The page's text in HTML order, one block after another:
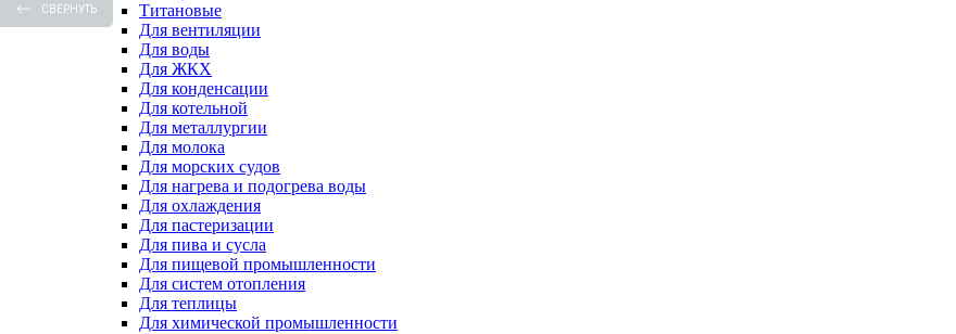
Титановые
Для вентиляции
Для воды
Для ЖКХ
Для конденсации
Для котельной
Для металлургии
Для молока
Для морских судов
Для нагрева и подогрева воды
Для охлаждения
Для пастеризации
Для пива и сусла
Для пищевой промышленности
Для систем отопления
Для теплицы
Для химической промышленности
СВЕРНУТЬ